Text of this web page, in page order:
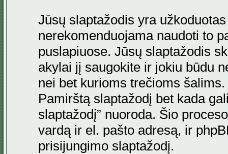
Jūsų slaptažodis yra
nerekomenduojama naudoti to
puslapiuose. Jūsų slaptažodis
akylai jį saugokite ir jokiu būdu
nei bet kurioms trečioms
Pamirštą slaptažodį bet kada
slaptažodį” nuoroda. Šio
vardą ir el. pašto adresą, ir
prisijungimo slaptažodį.